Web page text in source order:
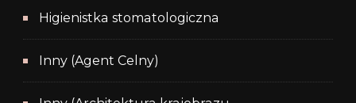
Higienistka stomatologiczna
Inny (Agent Celny)